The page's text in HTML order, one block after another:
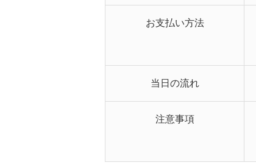
お支払い方法
当日の流れ
注意事項